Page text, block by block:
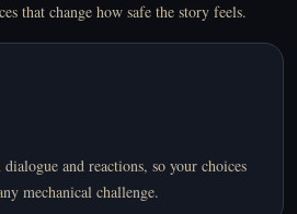
that change how safe the story feels.
and reactions, so your choices
mechanical challenge.